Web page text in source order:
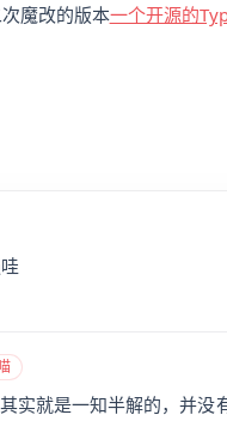
魔改的版本一个开源的
实就是一知半解的，并没